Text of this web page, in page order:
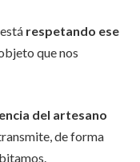
respetando ese
que nos
del artesano
de forma